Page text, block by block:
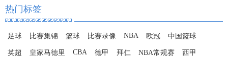
热门标签
足球 比赛集锦 篮球 比赛录像 NBA 欧冠 中国篮球
英超 皇家马德里 CBA 德甲 拜仁 NBA常规赛 西甲